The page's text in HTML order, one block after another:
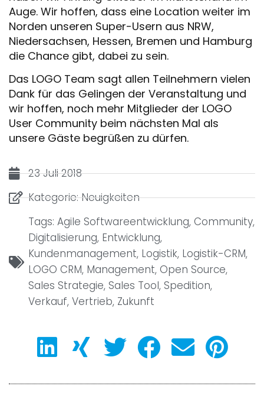
Auge. Wir hoffen, dass eine Location weiter im
Norden unseren Super-Usern aus NRW,
Niedersachsen, Hessen, Bremen und Hamburg
die Chance gibt, dabei zu sein.
Das LOGO Team sagt allen Teilnehmern vielen
Dank für das Gelingen der Veranstaltung und
wir hoffen, noch mehr Mitglieder der LOGO
User Community beim nächsten Mal als
unsere Gäste begrüßen zu dürfen.
23 Juli 2018
Kategorie:Neuigkeiten
Tags: Agile Softwareentwicklung, Community,
Digitalisierung, Entwicklung,
Kundenmanagement, Logistik, Logistik-CRM,
LOGO CRM, Management, Open Source,
Sales Strategie, Sales Tool, Spedition,
Verkauf, Vertrieb, Zukunft